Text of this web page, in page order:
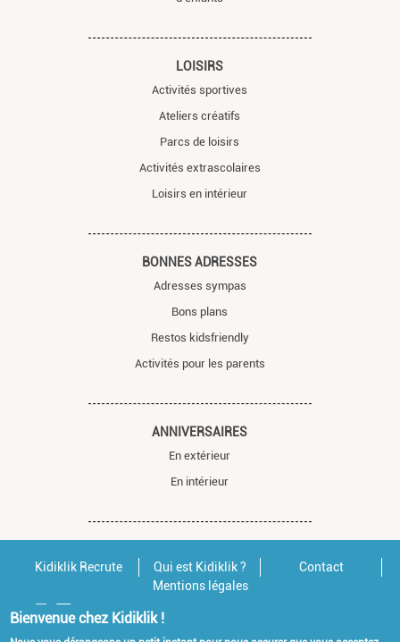
LOISIRS
Activités sportives
Ateliers créatifs
Parcs de loisirs
Activités extrascolaires
Loisirs en intérieur
BONNES ADRESSES
Adresses sympas
Bons plans
Restos kidsfriendly
Activités pour les parents
ANNIVERSAIRES
En extérieur
En intérieur
Kidiklik Recrute Qui est Kidiklik ?
Contact
Mentions légales
Bienvenue chez Kidiklik !